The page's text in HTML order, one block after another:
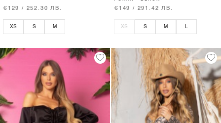
€129 / 252.30 ЛВ.
XS S M
€149 / 291.42 ЛВ.
XS S M